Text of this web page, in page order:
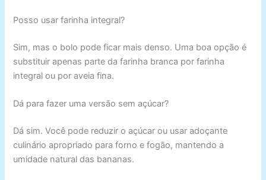
Posso usar farinha integral?
Sim, mas o bolo pode ficar mais denso. Uma boa opção é
substituir apenas parte da farinha branca por farinha
integral ou por aveia fina.
Dá para fazer uma versão sem açúcar?
Dá sim. Você pode reduzir o açúcar ou usar adoçante
culinário apropriado para forno e fogão, mantendo a
umidade natural das bananas.